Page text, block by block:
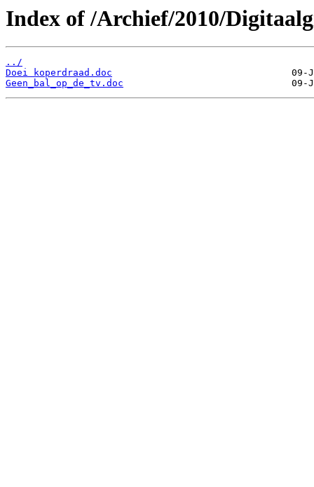
Index of /Archief/2010/
../
Doei koperdraad.doc
Geen_bal_op_de_tv.doc